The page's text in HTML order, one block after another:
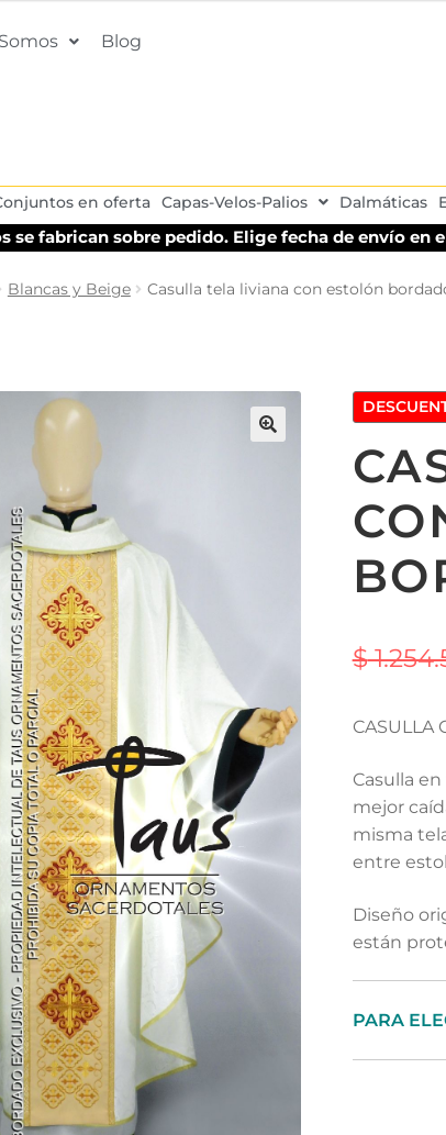
Somos Blog
en oferta Capas-Velos-Palios Dalmáticas
se fabrican sobre pedido. Elige fecha de envío en
Blancas y Beige Casulla tela liviana con estolón
$
CASULLA
Casulla
mejor
misma
entre
Diseño
están
PARA